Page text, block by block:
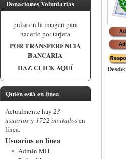
Donaciones Voluntarias
pulsa en la imagen para
hacerlo por tarjeta
POR TRANSFERENCIA
BANCARIA
HAZ CLICK AQUÍ
Quién está en línea
Actualmente hay 23
usuariosy 1722 invitadosen
línea.
Usuarios en línea
Admin MH
Desde: